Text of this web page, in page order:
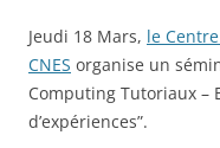
Jeudi 18 Mars, le
CNES organise un
Computing Tutoriaux –
d’expériences”.